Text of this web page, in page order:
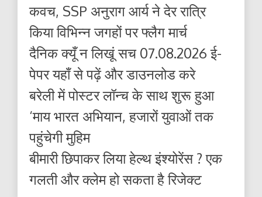
कवच, SSP अनुराग आर्य ने देर रात्रि
किया विभिन्न जगहों पर फ्लैग मार्च
दैनिक क्यूँ न लिखूं सच 07.08.2026 ई-
पेपर यहाँ से पढ़ें और डाउनलोड करे
बरेली में पोस्टर लॉन्च के साथ शुरू हुआ
‘माय भारत अभियान, हजारों युवाओं तक
पहुंचेगी मुहिम
बीमारी छिपाकर लिया हेल्थ इंश्योरेंस ? एक
गलती और क्लेम हो सकता है रिजेक्ट